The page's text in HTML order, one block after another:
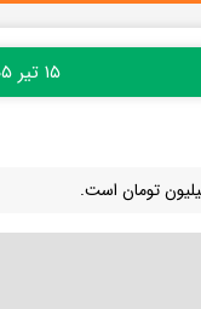
۱۵ تیر ۱۴۰۵ ۱۷:۲۱